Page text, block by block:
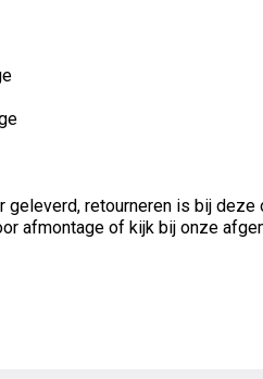
retourneren is bij deze
afmontage of kijk bij onze